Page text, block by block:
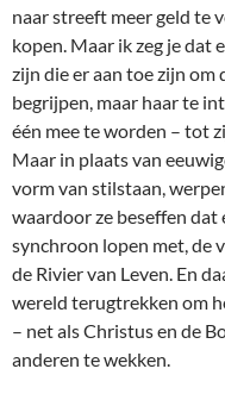
naar streeft meer geld te
kopen. Maar ik zeg je dat
zijn die er aan toe zijn om
begrijpen, maar haar te
één mee te worden – tot
Maar in plaats van
vorm van stilstaan,
waardoor ze beseffen
synchroon lopen met, de
de Rivier van Leven. En
wereld terugtrekken om
– net als Christus en de
anderen te wekken.